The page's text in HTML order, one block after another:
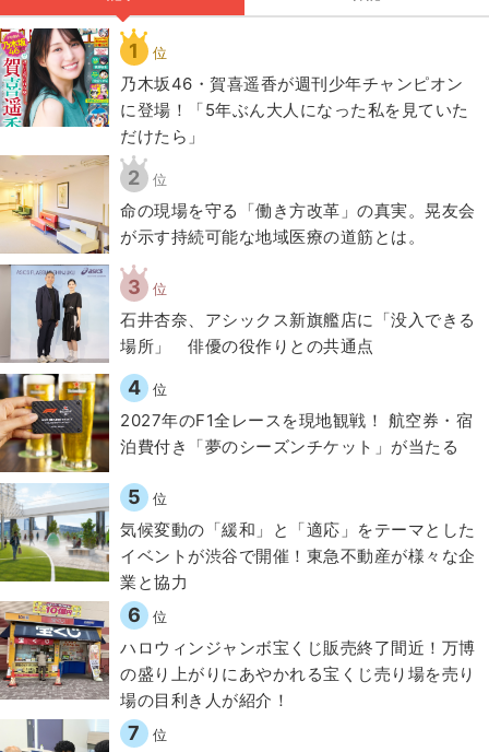
1 位
乃木坂46・賀喜遥香が週刊少年チャンピオン
に登場！「5年ぶん大人になった私を見ていた
だけたら」
2 位
​命の現場を守る「働き方改革」の真実。晃友会
が示す持続可能な地域医療の道筋とは。
3 位
石井杏奈、アシックス新旗艦店に「没入できる
場所」 俳優の役作りとの共通点
4 位
2027年のF1全レースを現地観戦！ 航空券・宿
泊費付き「夢のシーズンチケット」が当たる
5 位
気候変動の「緩和」と「適応」をテーマとした
イベントが渋谷で開催！東急不動産が様々な企
業と協力
6 位
ハロウィンジャンボ宝くじ販売終了間近！万博
の盛り上がりにあやかれる宝くじ売り場を売り
場の目利き人が紹介！
7 位